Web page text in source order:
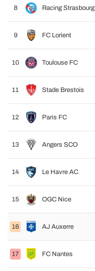
8 Racing Strasbourg
9 FC Lorient
10 Toulouse FC
11 Stade Brestois
12 Paris FC
13 Angers SCO
14 Le Havre AC
15 OGC Nice
16 AJ Auxerre
17 FC Nantes